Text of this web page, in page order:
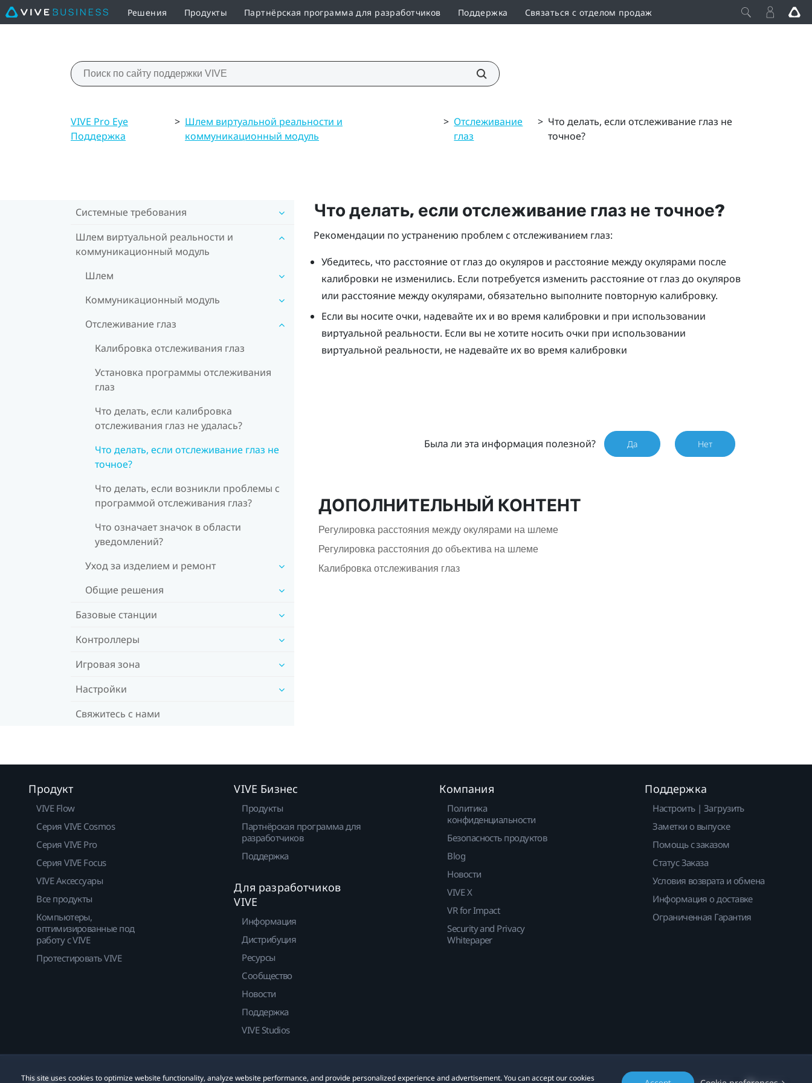
Решения Продукты Партнёрская программа для разработчиков Поддержка Связаться с отделом продаж
VIVE Pro Eye
Поддержка
> Шлем виртуальной реальности и
коммуникационный модуль
> Отслеживание
глаз
> Что делать, если отслеживание глаз не
точное?
Системные требования
Шлем виртуальной реальности и
коммуникационный модуль
Шлем
Коммуникационный модуль
Отслеживание глаз
Калибровка отслеживания глаз
Установка программы отслеживания
глаз
Что делать, если калибровка
отслеживания глаз не удалась?
Что делать, если отслеживание глаз не
точное?
Что делать, если возникли проблемы с
программой отслеживания глаз?
Что означает значок в области
уведомлений?
Уход за изделием и ремонт
Общие решения
Базовые станции
Контроллеры
Игровая зона
Настройки
Свяжитесь с нами
Что делать, если отслеживание глаз не точное?
Рекомендации по устранению проблем с отслеживанием глаз:
Убедитесь, что расстояние от глаз до окуляров и расстояние между окулярами после
калибровки не изменились. Если потребуется изменить расстояние от глаз до окуляров
или расстояние между окулярами, обязательно выполните повторную калибровку.
Если вы носите очки, надевайте их и во время калибровки и при использовании
виртуальной реальности. Если вы не хотите носить очки при использовании
виртуальной реальности, не надевайте их во время калибровки
Была ли эта информация полезной? Да Нет
ДОПОЛНИТЕЛЬНЫЙ КОНТЕНТ
Регулировка расстояния между окулярами на шлеме
Регулировка расстояния до объектива на шлеме
Калибровка отслеживания глаз
This site uses cookies to optimize website functionality, analyze website performance, and provide personalized experience and advertisement. You can accept our cookies
Продукт
VIVE Flow
Серия VIVE Cosmos
Серия VIVE Pro
Серия VIVE Focus
VIVE Аксессуары
Все продукты
Компьютеры,
оптимизированные под
работу с VIVE
Протестировать VIVE
VIVE Бизнес
Продукты
Партнёрская программа для
разработчиков
Поддержка
Для разработчиков
VIVE
Информация
Дистрибуция
Ресурсы
Сообщество
Новости
Поддержка
VIVE Studios
Компания
Политика
конфиденциальности
Безопасность продуктов
Blog
Новости
VIVE X
VR for Impact
Security and Privacy
Whitepaper
Поддержка
Настроить | Загрузить
Заметки о выпуске
Помощь с заказом
Статус Заказа
Условия возврата и обмена
Информация о доставке
Ограниченная Гарантия